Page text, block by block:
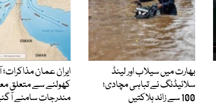
بھارت میں سیلاب اور لینڈ
سلائیڈنگ نے تباہی مچادی؛
100 سے زائد ہلاکتیں
ایران عمان مذاکرات؛
کھولنے سے متعلق
مندرجات سامنے